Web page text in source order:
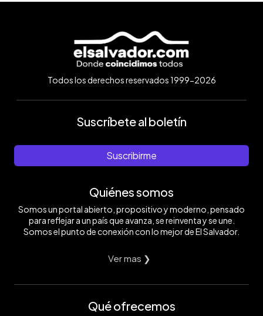
Todos los derechos reservados 1999-2026
Suscríbete al boletín
Suscribirme
Quiénes somos
Somos un portal abierto, propositivo y moderno, pensado
para reflejar a un país que avanza, se reinventa y se une.
Somos el punto de conexión con lo mejor de El Salvador.
Ver mas ❯
Qué ofrecemos